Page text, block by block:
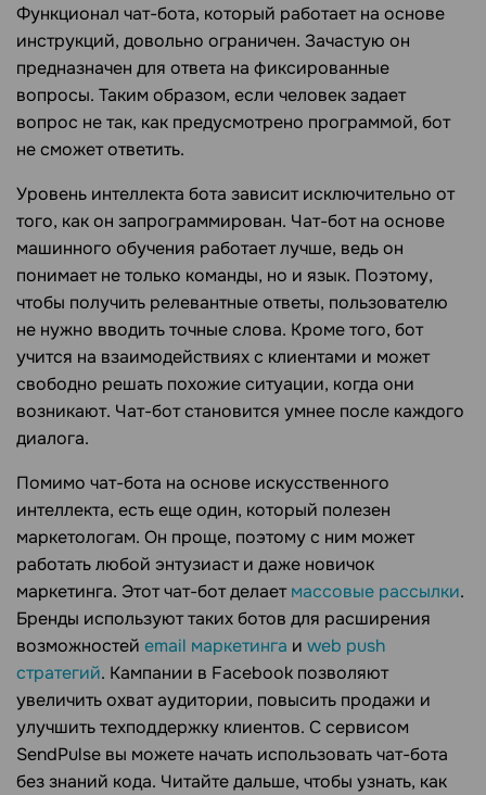
Функционал чат-бота, который работает на основе
инструкций, довольно ограничен. Зачастую он
предназначен для ответа на фиксированные
вопросы. Таким образом, если человек задает
вопрос не так, как предусмотрено программой, бот
не сможет ответить.
Уровень интеллекта бота зависит исключительно от
того, как он запрограммирован. Чат-бот на основе
машинного обучения работает лучше, ведь он
понимает не только команды, но и язык. Поэтому,
чтобы получить релевантные ответы, пользователю
не нужно вводить точные слова. Кроме того, бот
учится на взаимодействиях с клиентами и может
свободно решать похожие ситуации, когда они
возникают. Чат-бот становится умнее после каждого
диалога.
Помимо чат-бота на основе искусственного
интеллекта, есть еще один, который полезен
маркетологам. Он проще, поэтому с ним может
работать любой энтузиаст и даже новичок
маркетинга. Этот чат-бот делаетмассовые рассылки.
Бренды используют таких ботов для расширения
возможностей email маркетинга и web push
стратегий. Кампании в Facebook позволяют
увеличить охват аудитории, повысить продажи и
улучшить техподдержку клиентов. С сервисом
SendPulse вы можете начать использовать чат-бота
без знаний кода. Читайте дальше, чтобы узнать, как